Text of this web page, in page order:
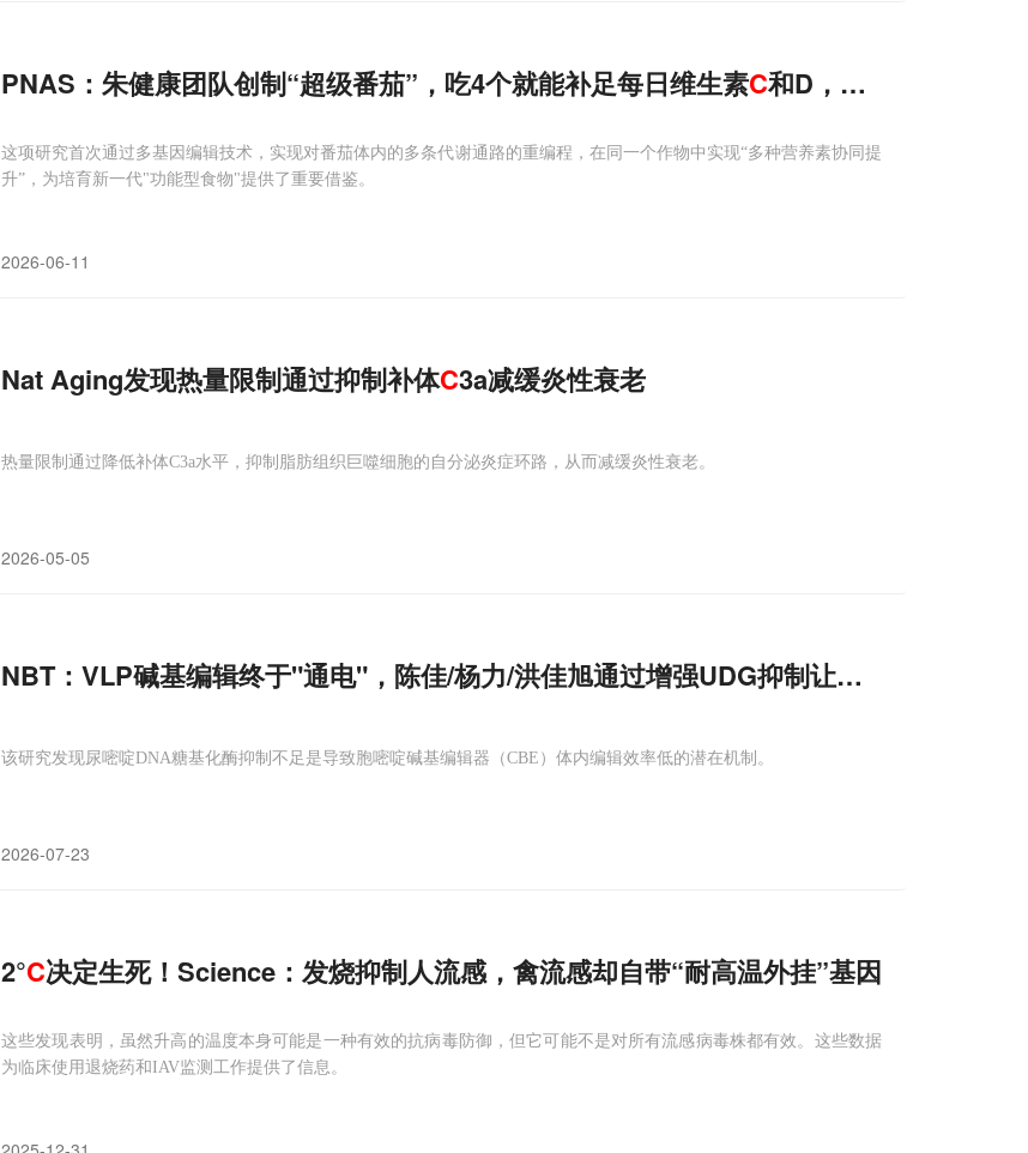
PNAS：朱健康团队创制“超级番茄”，吃4个就能补足每日维生素C和D，还能抑制肠癌
这项研究首次通过多基因编辑技术，实现对番茄体内的多条代谢通路的重编程，在同一个作物中实现“多种营养素协同提
升”，为培育新一代"功能型食物"提供了重要借鉴。
2026-06-11
Nat Aging发现热量限制通过抑制补体C3a减缓炎性衰老
热量限制通过降低补体C3a水平，抑制脂肪组织巨噬细胞的自分泌炎症环路，从而减缓炎性衰老。
2026-05-05
NBT：VLP碱基编辑终于"通电"，陈佳/杨力/洪佳旭通过增强UDG抑制让体内
该研究发现尿嘧啶DNA糖基化酶抑制不足是导致胞嘧啶碱基编辑器（CBE）体内编辑效率低的潜在机制。
2026-07-23
2°C决定生死！Science：发烧抑制人流感，禽流感却自带“耐高温外挂”基因
这些发现表明，虽然升高的温度本身可能是一种有效的抗病毒防御，但它可能不是对所有流感病毒株都有效。这些数据
为临床使用退烧药和IAV监测工作提供了信息。